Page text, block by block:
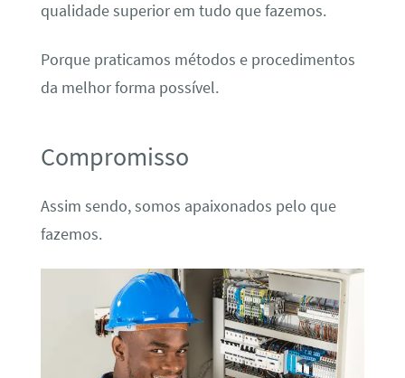
qualidade superior em tudo que fazemos.
Porque praticamos métodos e procedimentos
da melhor forma possível.
Compromisso
Assim sendo, somos apaixonados pelo que
fazemos.